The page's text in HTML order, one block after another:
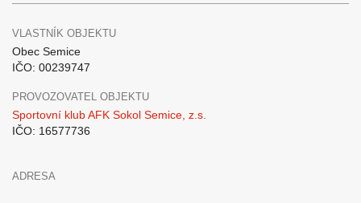
VLASTNÍK OBJEKTU
Obec Semice
IČO: 00239747
PROVOZOVATEL OBJEKTU
Sportovní klub AFK Sokol Semice, z.s.
IČO: 16577736
ADRESA